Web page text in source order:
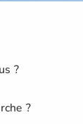
?
?